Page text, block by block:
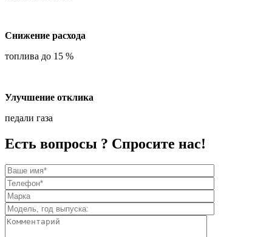
Снижение расхода
топлива до 15 %
Улучшение отклика
педали газа
Есть вопросы ? Спросите нас!